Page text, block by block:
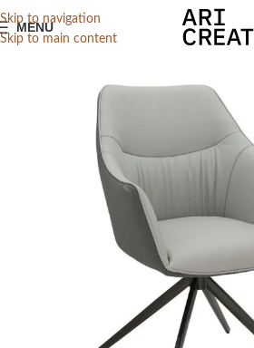
Skip to navigation
Skip to main content
MENU